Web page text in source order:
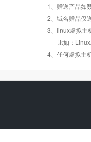
版本:5.1/5.6
错误页面定义
数据定期备份
数据自助恢复
1、赠送产品如
2、域名赠品仅
3、linux虚拟主
比如：
4、任何虚拟主